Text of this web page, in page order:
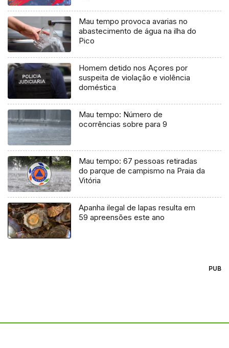
Mau tempo provoca avarias no
abastecimento de água na ilha do
Pico
Homem detido nos Açores por
suspeita de violação e violência
doméstica
Mau tempo: Número de
ocorrências sobre para 9
Mau tempo: 67 pessoas retiradas
do parque de campismo na Praia da
Vitória
Apanha ilegal de lapas resulta em
59 apreensões este ano
PUB